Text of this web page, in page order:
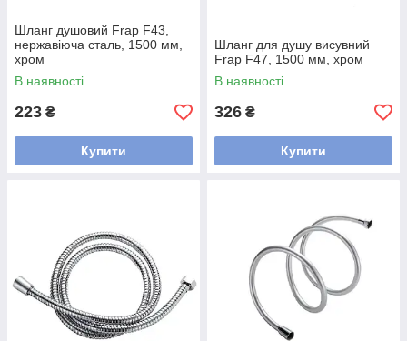
Шланг душовий Frap F43,
нержавіюча сталь, 1500 мм,
хром
В наявності
223 ₴
Купити
Шланг для душу висувний
Frap F47, 1500 мм, хром
В наявності
326 ₴
Купити